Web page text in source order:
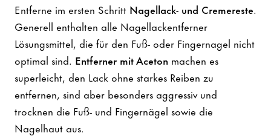
Entferne im ersten Schritt Nagellack- und Cremereste.
Generell enthalten alle Nagellackentferner
Lösungsmittel, die für den Fuß- oder Fingernagel nicht
optimal sind. Entferner mit Aceton machen es
superleicht, den Lack ohne starkes Reiben zu
entfernen, sind aber besonders aggressiv und
trocknen die Fuß- und Fingernägel sowie die
Nagelhaut aus.